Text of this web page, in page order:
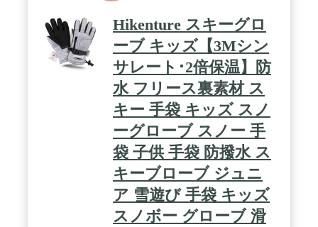
可能。保温性と清潔さをキープ！ / 【注意】グロー
ブの販売になります。ウェア等は付属致しませんの
で、予めご了承ください。又、生地の裁断位置によ
り、柄の見え方やイメージが写真見本と異なりま
す。
Hikenture スキーグロ
ーブ キッズ【3Mシン
サレート･2倍保温】防
水 フリース裏素材 ス
キー 手袋 キッズ スノ
ーグローブ スノー 手
袋 子供 手袋 防撥水 ス
キーブローブ ジュニ
ア 雪遊び 手袋 キッズ
スノボー グローブ 滑